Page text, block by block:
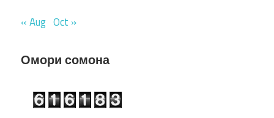
« Aug Oct »
Омори сомона